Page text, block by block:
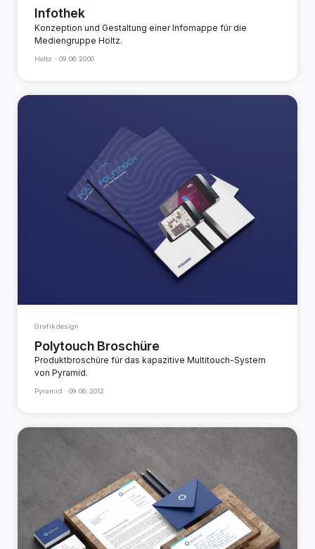
Infothek
Konzeption und Gestaltung einer Infomappe für die
Mediengruppe Holtz.
Holtz · 09.06.2000
Grafikdesign
Polytouch Broschüre
Produktbroschüre für das kapazitive Multitouch-System
von Pyramid.
Pyramid · 09.06.2012